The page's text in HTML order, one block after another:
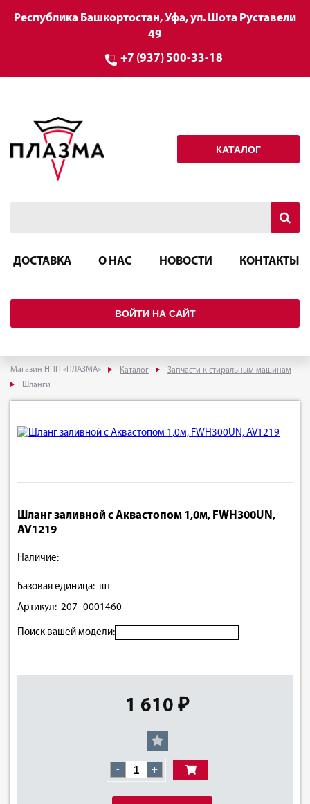
Республика Башкортостан, Уфа, ул. Шота Руставели
49
+7 (937) 500-33-18
КАТАЛОГ
ДОСТАВКА О НАС НОВОСТИ КОНТАКТЫ
ВОЙТИ НА САЙТ
Магазин НПП «ПЛАЗМА» Каталог
Запчасти к стиральным машинам
Шланги
Шланг заливной с Аквастопом 1,0м, FWH300UN,
AV1219
Наличие:
Базовая единица: шт
Артикул: 207_0001460
Поиск вашей модели:
1 610 ₽
- +